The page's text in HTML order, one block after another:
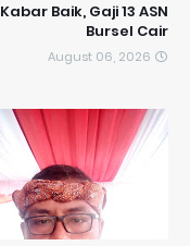
Kabar Baik, Gaji 13 ASN
Bursel Cair
August 06, 2026